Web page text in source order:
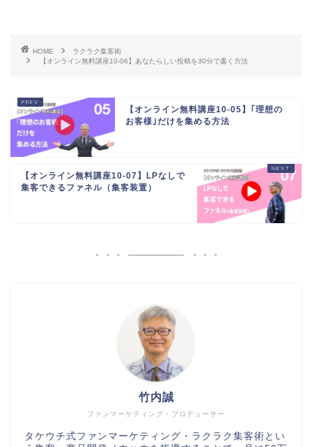
HOME
ラクラク集客術
【オンライン無料講座10-06】あなたらしい投稿を30分で書く方法
【オンライン無料講座10-05】｢理想の
お客様｣だけを集める方法
【オンライン無料講座10-07】LPなしで
集客できるファネル（集客装置）
ファンマーケティング・プロデューサー
竹内誠
タケウチ式ファンマーケティング・ラクラク集客術とい